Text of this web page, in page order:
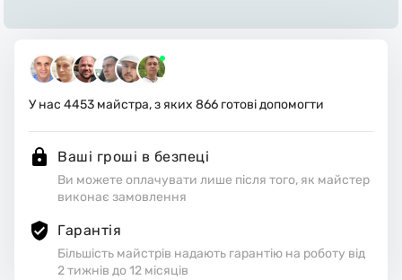
али. Виконавці стежать за чистотою та прибирають робоче
місце.
У нас 4453 майстра, з яких 866 готові допомогти
Ваші гроші в безпеці
Ви можете оплачувати лише після того, як майстер
виконає замовлення
Гарантія
Більшість майстрів надають гарантію на роботу від
2 тижнів до 12 місяців